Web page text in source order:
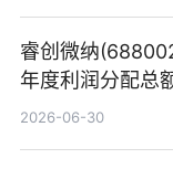
睿创微纳
年度利润分配总
2026-06-30